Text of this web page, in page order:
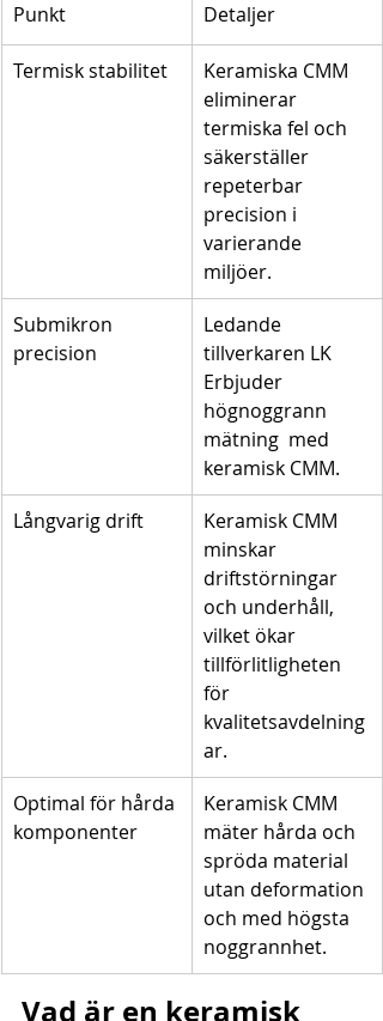
Punkt Detaljer
Termisk stabilitet
Keramiska CMM
eliminerar
termiska fel och
säkerställer
repeterbar
precision i
varierande
miljöer.
Submikron
precision
Ledande
tillverkaren LK
Erbjuder
högnoggrann
mätning  med
keramisk CMM.
Långvarig drift
Keramisk CMM
minskar
driftstörningar
och underhåll,
vilket ökar
tillförlitligheten
för
kvalitetsavdelning
ar.
Optimal för hårda
komponenter
Keramisk CMM
mäter hårda och
spröda material
utan deformation
och med högsta
noggrannhet.
Vad är en keramisk